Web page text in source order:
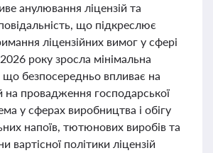
анулювання ліцензій та
що підкреслює
ліцензійних вимог у сфері
року зросла мінімальна
що безпосередньо впливає на
на провадження господарської
у сферах виробництва і обігу
напоїв, тютюнових виробів та
вартісної політики ліцензій